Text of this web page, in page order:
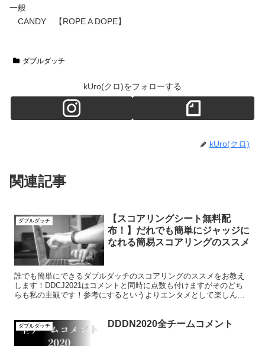
一般
CANDY 【ROPE A DOPE】
ダブルダッチ
kUro(クロ)をフォローする
kUro(クロ)
関連記事
ダブルダッチ
【スコアリングシート無料配
布！】だれでも簡単にジャッジに
なれる簡易スコアリングのススメ
誰でも簡単にできるダブルダッチのスコアリングのススメをお教え
します！DDCJ2021はコメントと同時に点数も付けますがそのどち
らも私の主観です！参考にするというよりエンタメとして楽しんで
ダブルダッチ DDDN2020全チームコメント